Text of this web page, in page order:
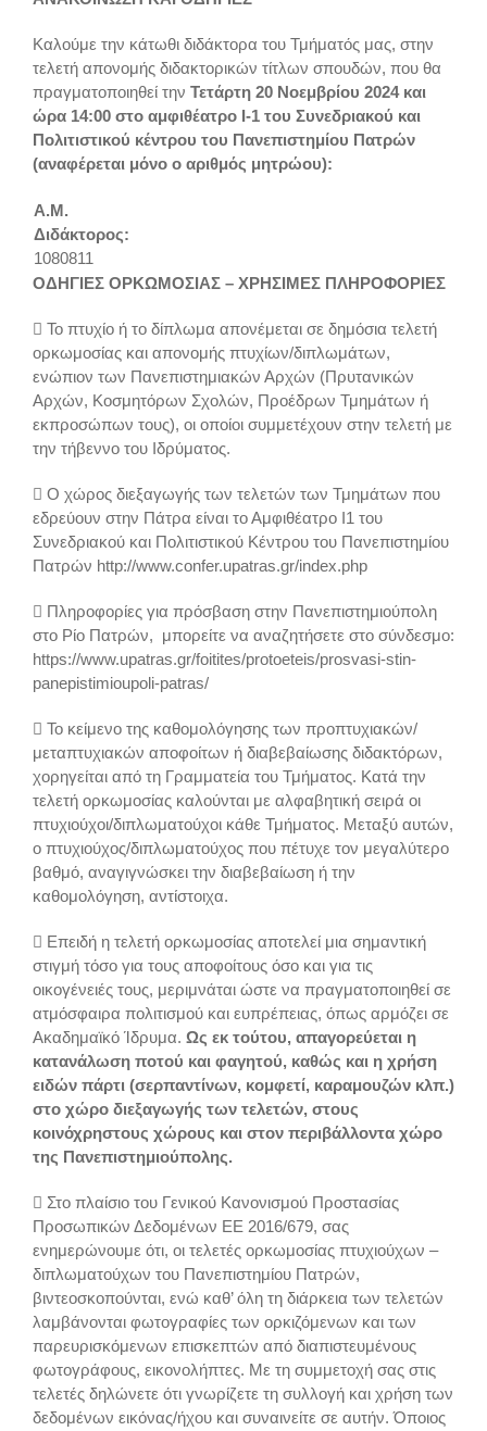
Καλούμε την κάτωθι διδάκτορα του Τμήματός μας, στην
τελετή απονομής διδακτορικών τίτλων σπουδών, που θα
πραγματοποιηθεί την Τετάρτη 20 Νοεμβρίου 2024 και
ώρα 14:00 στο αμφιθέατρο Ι-1 του Συνεδριακού και
Πολιτιστικού κέντρου του Πανεπιστημίου Πατρών
(αναφέρεται μόνο ο αριθμός μητρώου):
Α.Μ.
Διδάκτορος:
1080811
ΟΔΗΓΙΕΣ ΟΡΚΩΜΟΣΙΑΣ – ΧΡΗΣΙΜΕΣ ΠΛΗΡΟΦΟΡΙΕΣ
 Το πτυχίο ή το δίπλωμα απονέμεται σε δημόσια τελετή
ορκωμοσίας και απονομής πτυχίων/διπλωμάτων,
ενώπιον των Πανεπιστημιακών Αρχών (Πρυτανικών
Αρχών, Κοσμητόρων Σχολών, Προέδρων Τμημάτων ή
εκπροσώπων τους), οι οποίοι συμμετέχουν στην τελετή με
την τήβεννο του Ιδρύματος.
 Ο χώρος διεξαγωγής των τελετών των Τμημάτων που
εδρεύουν στην Πάτρα είναι το Αμφιθέατρο Ι1 του
Συνεδριακού και Πολιτιστικού Κέντρου του Πανεπιστημίου
Πατρών http://www.confer.upatras.gr/index.php
 Πληροφορίες για πρόσβαση στην Πανεπιστημιούπολη
στο Ρίο Πατρών, μπορείτε να αναζητήσετε στο σύνδεσμο:
https://www.upatras.gr/foitites/protoeteis/prosvasi-stin-
panepistimioupoli-patras/
 Το κείμενο της καθομολόγησης των προπτυχιακών/
μεταπτυχιακών αποφοίτων ή διαβεβαίωσης διδακτόρων,
χορηγείται από τη Γραμματεία του Τμήματος. Κατά την
τελετή ορκωμοσίας καλούνται με αλφαβητική σειρά οι
πτυχιούχοι/διπλωματούχοι κάθε Τμήματος. Μεταξύ αυτών,
ο πτυχιούχος/διπλωματούχος που πέτυχε τον μεγαλύτερο
βαθμό, αναγιγνώσκει την διαβεβαίωση ή την
καθομολόγηση, αντίστοιχα.
 Επειδή η τελετή ορκωμοσίας αποτελεί μια σημαντική
στιγμή τόσο για τους αποφοίτους όσο και για τις
οικογένειές τους, μεριμνάται ώστε να πραγματοποιηθεί σε
ατμόσφαιρα πολιτισμού και ευπρέπειας, όπως αρμόζει σε
Ακαδημαϊκό Ίδρυμα. Ως εκ τούτου, απαγορεύεται η
κατανάλωση ποτού και φαγητού, καθώς και η χρήση
ειδών πάρτι (σερπαντίνων, κομφετί, καραμουζών κλπ.)
στο χώρο διεξαγωγής των τελετών, στους
κοινόχρηστους χώρους και στον περιβάλλοντα χώρο
της Πανεπιστημιούπολης.
 Στο πλαίσιο του Γενικού Κανονισμού Προστασίας
Προσωπικών Δεδομένων ΕΕ 2016/679, σας
ενημερώνουμε ότι, οι τελετές ορκωμοσίας πτυχιούχων –
διπλωματούχων του Πανεπιστημίου Πατρών,
βιντεοσκοπούνται, ενώ καθ’ όλη τη διάρκεια των τελετών
λαμβάνονται φωτογραφίες των ορκιζόμενων και των
παρευρισκόμενων επισκεπτών από διαπιστευμένους
φωτογράφους, εικονολήπτες. Με τη συμμετοχή σας στις
τελετές δηλώνετε ότι γνωρίζετε τη συλλογή και χρήση των
δεδομένων εικόνας/ήχου και συναινείτε σε αυτήν. Όποιος